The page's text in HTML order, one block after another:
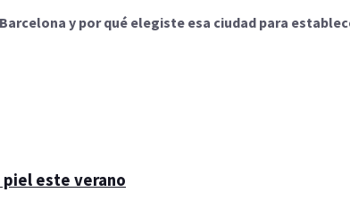
y por qué elegiste esa ciudad para
piel este verano